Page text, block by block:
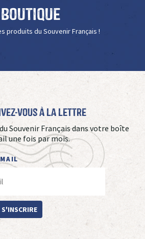
Boutique
produits du Souvenir Français !
vous à La Lettre
Souvenir Français dans votre boîte
une fois par mois.
S'INSCRIRE